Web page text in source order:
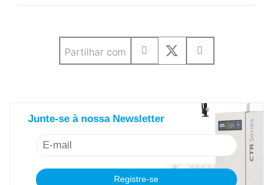
Partilhar com
Junte-se à nossa Newsletter